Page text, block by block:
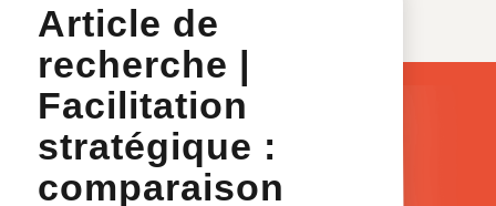
Article de
recherche |
Facilitation
stratégique :
comparaison